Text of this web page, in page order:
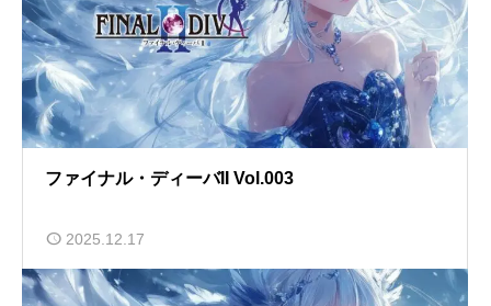
ファイナル・ディーバII Vol.003
2025.12.17